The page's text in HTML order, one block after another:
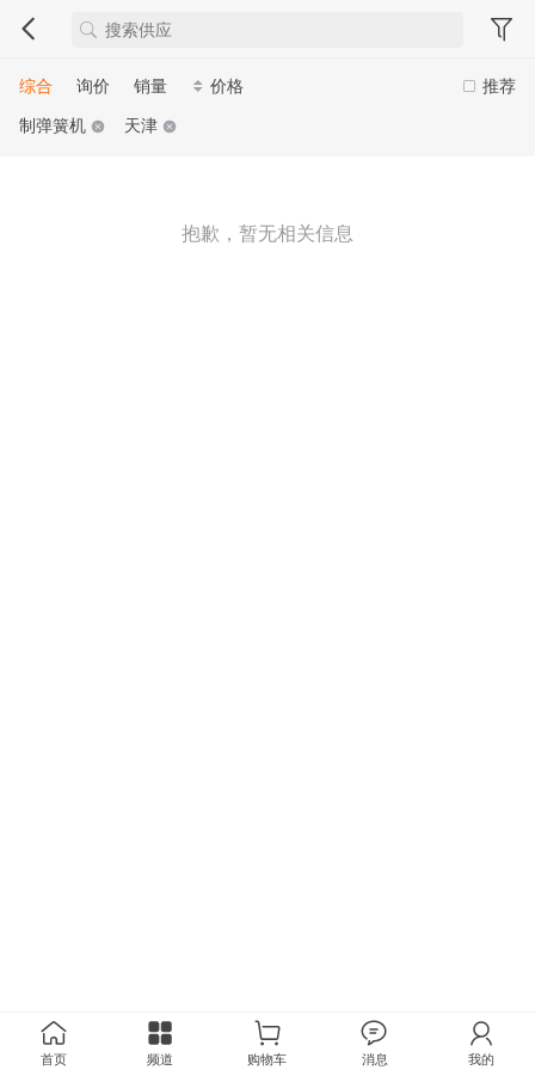
推荐
综合 询价 销量
价格
制弹簧机
天津
抱歉，暂无相关信息
首页 频道 购物车 消息 我的